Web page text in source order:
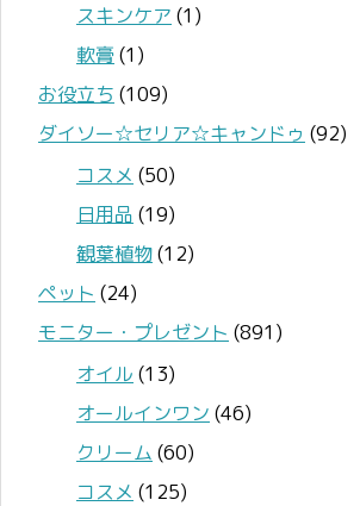
スキンケア (1)
軟膏(1)
お役立ち (109)
ダイソー☆セリア☆キャンドゥ (92)
コスメ (50)
日用品 (19)
観葉植物(12)
ペット (24)
モニター・プレゼント (891)
オイル (13)
オールインワン (46)
クリーム (60)
コスメ (125)